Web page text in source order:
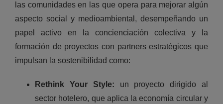
las comunidades en las que opera para mejorar algún
aspecto social y medioambiental, desempeñando un
papel activo en la concienciación colectiva y la
formación de proyectos con partners estratégicos que
impulsan la sostenibilidad como:
Rethink Your Style: un proyecto dirigido al
sector hotelero, que aplica la economía circular y